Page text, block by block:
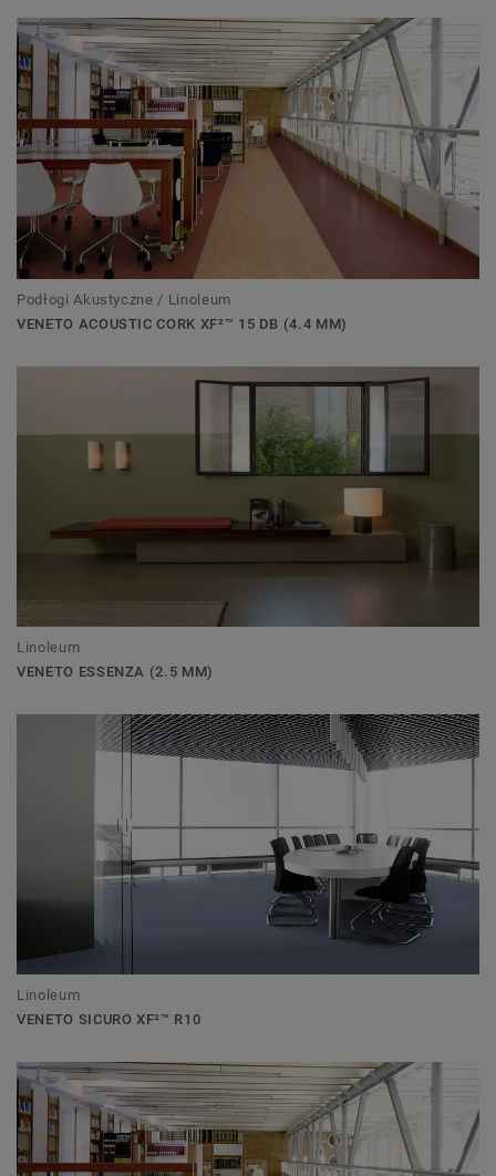
Podłogi Akustyczne / Linoleum
VENETO ACOUSTIC CORK XF²™ 15 DB (4.4 MM)
Linoleum
VENETO ESSENZA (2.5 MM)
Linoleum
VENETO SICURO XF²™ R10